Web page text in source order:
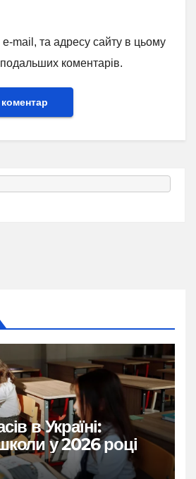
mail, та адресу сайту в цьому
коментарів.
в Україні:
у 2026 році